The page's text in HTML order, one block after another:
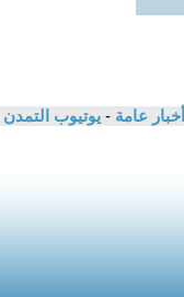
أخبار عامة - يوتيوب التمدن